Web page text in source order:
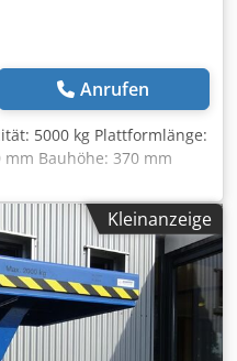
Anrufen
5000 kg Plattformlänge:
Bauhöhe: 370 mm
1280 mm
Kleinanzeige